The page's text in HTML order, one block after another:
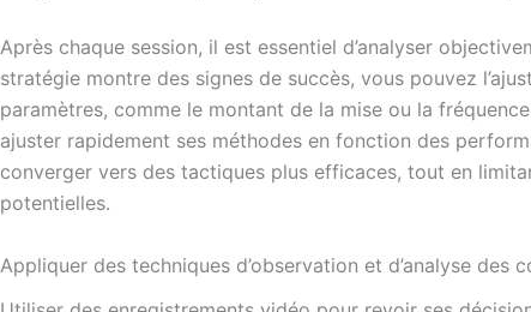
Après chaque session, il est essentiel d’analyser
stratégie montre des signes de succès, vous pouvez
paramètres, comme le montant de la mise ou la
ajuster rapidement ses méthodes en fonction des
converger vers des tactiques plus efficaces, tout en
potentielles.
Appliquer des techniques d’observation et d’analyse des